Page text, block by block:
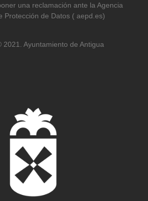
una reclamación ante la Agencia
Protección de Datos ( aepd.es)
2021. Ayuntamiento de Antigua